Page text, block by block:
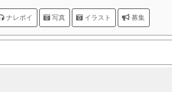
ナレボイ 写真 イラスト 募集